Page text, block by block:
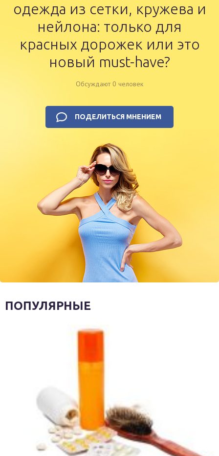
одежда из сетки, кружева и
нейлона: только для
красных дорожек или это
новый must-have?
Обсуждают 0 человек
ПОДЕЛИТЬСЯ МНЕНИЕМ
ПОПУЛЯРНЫЕ